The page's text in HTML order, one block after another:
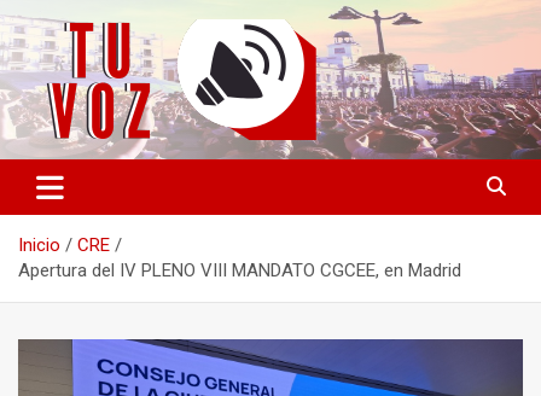
Saltar
contenido
TU VOZ
Información PLURAL y LIBRE
Inicio
CRE
Apertura del IV PLENO VIII MANDATO CGCEE, en Madrid